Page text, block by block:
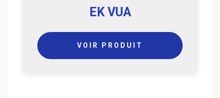
EK VUA
VOIR PRODUIT